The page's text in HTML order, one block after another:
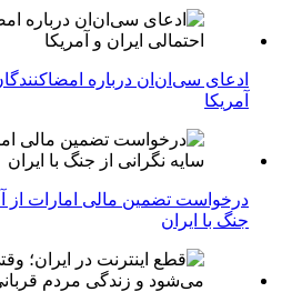
ادعای سی‌ان‌ان درباره
آمریکا
درخواست تضمین مالی امارات از
جنگ با ایران